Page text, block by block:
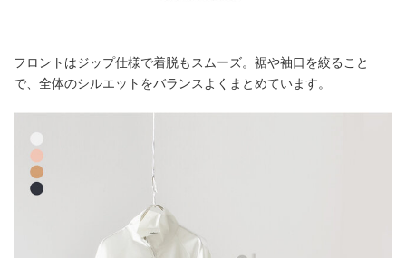
フロントはジップ仕様で着脱もスムーズ。裾や袖口を絞ること
で、全体のシルエットをバランスよくまとめています。